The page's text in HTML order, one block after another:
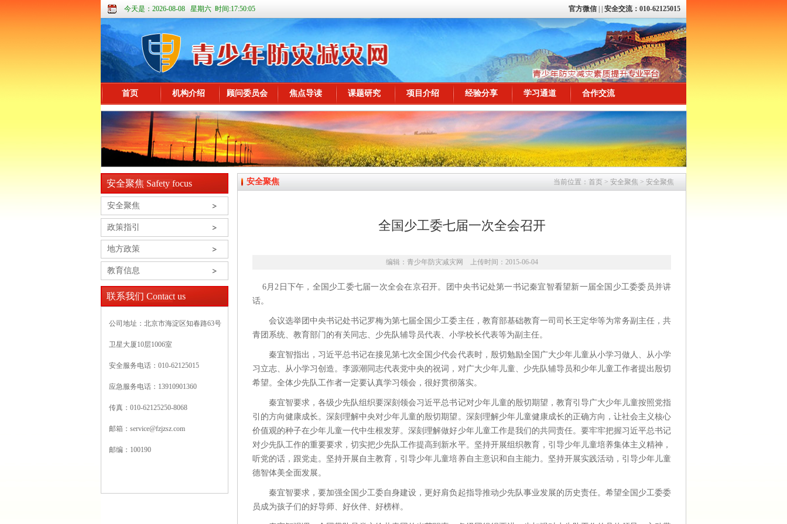
官方微信| 安全交流：010-62125015
今天是：2026-08-08 星期六 时间:17:50:05
首页 机构介绍 顾问委员会 焦点导读 课题研究 项目介绍 经验分享 学习通道 合作交流
安全聚焦 Safety focus
安全聚焦
政策指引
地方政策
教育信息
联系我们 Contact us
公司地址：北京市海淀区知春路63号
卫星大厦10层1006室
安全服务电话：010-62125015
应急服务电话：13910901360
传真：010-62125250-8068
邮箱： service@fzjzsz.com
邮编：100190
当前位置： 首页 > 安全聚焦 > 安全聚焦
安全聚焦
全国少工委七届一次全会召开
编辑：青少年防灾减灾网 上传时间：2015-06-04
6月2日下午，全国少工委七届一次全会在京召开。团中央书记处第一书记秦宜智看望新一届全国少工委委员并讲
话。
会议选举团中央书记处书记罗梅为第七届全国少工委主任，教育部基础教育一司司长王定华等为常务副主任，共
青团系统、教育部门的有关同志、少先队辅导员代表、小学校长代表等为副主任。
秦宜智指出，习近平总书记在接见第七次全国少代会代表时，殷切勉励全国广大少年儿童从小学习做人、从小学
习立志、从小学习创造。李源潮同志代表党中央的祝词，对广大少年儿童、少先队辅导员和少年儿童工作者提出殷切
希望。全体少先队工作者一定要认真学习领会，很好贯彻落实。
秦宜智要求，各级少先队组织要深刻领会习近平总书记对少年儿童的殷切期望，教育引导广大少年儿童按照党指
引的方向健康成长。深刻理解中央对少年儿童的殷切期望。深刻理解少年儿童健康成长的正确方向，让社会主义核心
价值观的种子在少年儿童一代中生根发芽。深刻理解做好少年儿童工作是我们的共同责任。要牢牢把握习近平总书记
对少先队工作的重要要求，切实把少先队工作提高到新水平。坚持开展组织教育，引导少年儿童培养集体主义精神，
听党的话，跟党走。坚持开展自主教育，引导少年儿童培养自主意识和自主能力。坚持开展实践活动，引导少年儿童
德智体美全面发展。
秦宜智要求，要加强全国少工委自身建设，更好肩负起指导推动少先队事业发展的历史责任。希望全国少工委委
员成为孩子们的好导师、好伙伴、好榜样。